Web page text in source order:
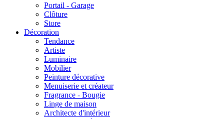
Portail - Garage
Clôture
Store
Décoration
Tendance
Artiste
Luminaire
Mobilier
Peinture décorative
Menuiserie et créateur
Fragrance - Bougie
Linge de maison
Architecte d'intérieur